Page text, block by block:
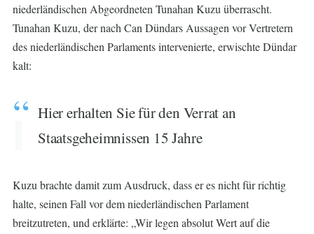
niederländischen Abgeordneten Tunahan Kuzu überrascht.
Tunahan Kuzu, der nach Can Dündars Aussagen vor Vertretern
des niederländischen Parlaments intervenierte, erwischte Dündar
kalt:
Hier erhalten Sie für den Verrat an
Staatsgeheimnissen 15 Jahre
Kuzu brachte damit zum Ausdruck, dass er es nicht für richtig
halte, seinen Fall vor dem niederländischen Parlament
breitzutreten, und erklärte: „Wir legen absolut Wert auf die